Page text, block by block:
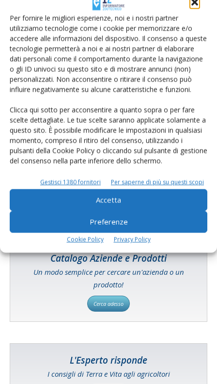
Per fornire le migliori esperienze, noi e i nostri partner
utilizziamo tecnologie come i cookie per memorizzare e/o
accedere alle informazioni del dispositivo. Il consenso a queste
tecnologie permetterà a noi e ai nostri partner di elaborare
dati personali come il comportamento durante la navigazione
o gli ID univoci su questo sito e di mostrare annunci (non)
personalizzati. Non acconsentire o ritirare il consenso può
influire negativamente su alcune caratteristiche e funzioni.
Clicca qui sotto per acconsentire a quanto sopra o per fare
scelte dettagliate. Le tue scelte saranno applicate solamente a
questo sito. È possibile modificare le impostazioni in qualsiasi
momento, compreso il ritiro del consenso, utilizzando i
pulsanti della Cookie Policy o cliccando sul pulsante di gestione
del consenso nella parte inferiore dello schermo.
Gestisci 1380 fornitori Per saperne di più su questi scopi
Accetta
Preferenze
Cookie Policy Privacy Policy
Il prezzo del latte spot supera i 40 euro al
quintale
Di Matteo Bernardelli 28 Agosto 2018
7 8 9
E-magazine
Tecniche, prodotti e servizi dalle aziende
Catalogo Aziende e Prodotti
Un modo semplice per cercare un'azienda o un
prodotto!
Cerca adesso
L'Esperto risponde
I consigli di Terra e Vita agli agricoltori